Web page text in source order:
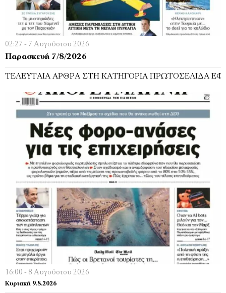
02:27 - 7 Αυγούστου 2026
Παρασκευή 7/8/2026
ΤΕΛΕΥΤΑΊΑ ΆΡΘΡΑ ΣΤΗ ΚΑΤΗΓΟΡΊΑ ΠΡΩΤΟΣΈΛΙΔΑ
16:00 - 8 Αυγούστου 2026
Κυριακή 9.8.2026